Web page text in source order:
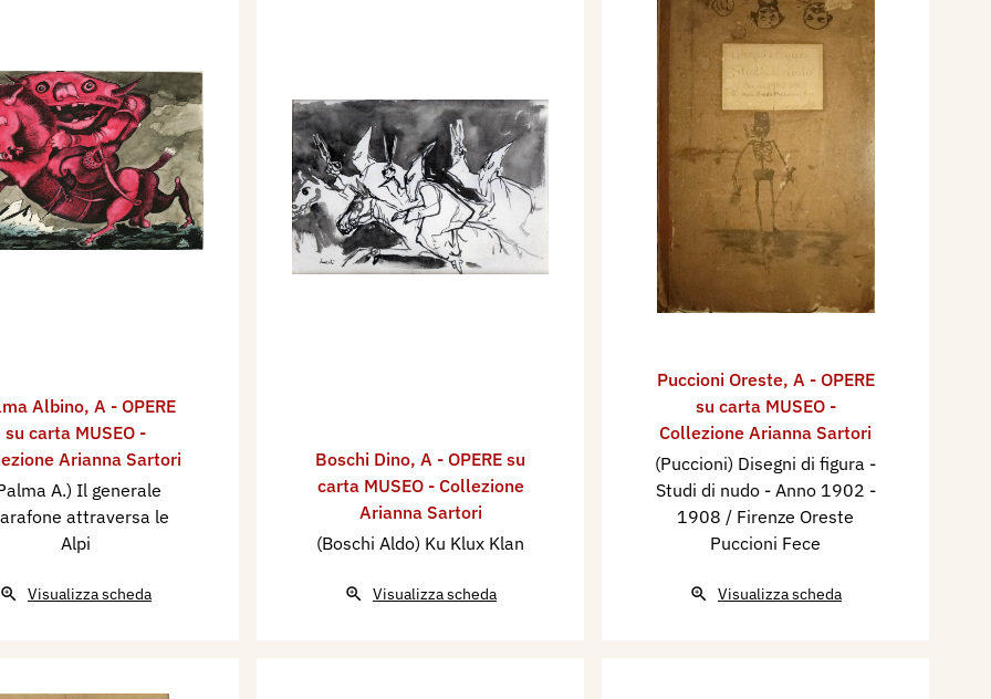
Albino, A - OPERE
su carta MUSEO -
Arianna Sartori
A.) Il generale
attraversa le
Alpi
Visualizza scheda
Boschi Dino, A - OPERE su
carta MUSEO - Collezione
Arianna Sartori
(Boschi Aldo) Ku Klux Klan
Visualizza scheda
Puccioni Oreste, A - OPERE
su carta MUSEO -
Collezione Arianna Sartori
(Puccioni) Disegni di figura -
Studi di nudo - Anno 1902 -
1908 / Firenze Oreste
Puccioni Fece
Visualizza scheda